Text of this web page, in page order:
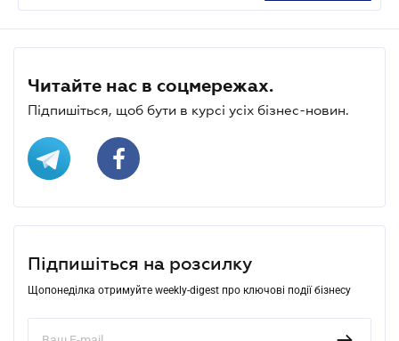
Читайте нас в соцмережах.
Підпишіться, щоб бути в курсі усіх бізнес-новин.
Підпишіться на розсилку
Щопонеділка отримуйте weekly-digest про ключові події бізнесу